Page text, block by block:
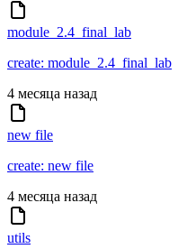
module_2.4_final_lab
create: module_2.4_final_lab
4 месяца назад
new file
create: new file
4 месяца назад
utils